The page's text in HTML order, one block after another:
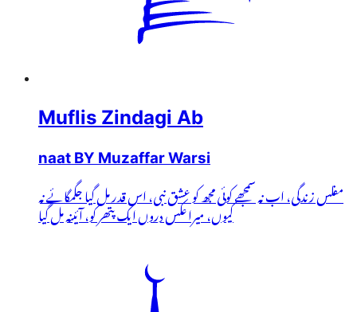
Muflis Zindagi Ab
naat BY Muzaffar Warsi
مفلس زندگی، اب نہ سمجھے کوئی مجھ کو عشق نبی، اس قدر مل گیا جگمگائے نہ
کیوں، میرا عکس دروں ایک پتھر کو، آئینہ مل گیا